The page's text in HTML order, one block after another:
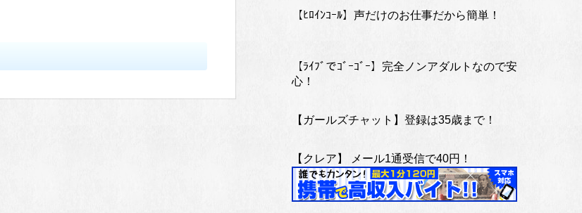
【ﾋﾛｲﾝｺｰﾙ】声だけのお仕事だから簡単！
【ﾗｲﾌﾞでｺﾞｰｺﾞｰ】完全ノンアダルトなので安
心！
【ガールズチャット】登録は35歳まで！
【クレア】 メール1通受信で40円！